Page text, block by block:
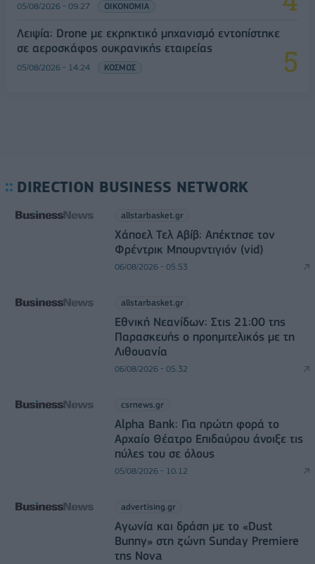
05/08/2026 - 09:27 ΟΙΚΟΝΟΜΙΑ
Λειψία: Drone με εκρηκτικό μηχανισμό εντοπίστηκε
σε αεροσκάφος ουκρανικής εταιρείας
05/08/2026 - 14:24 ΚΟΣΜΟΣ
DIRECTION BUSINESS NETWORK
allstarbasket.gr
Χάποελ Τελ Αβίβ: Απέκτησε τον
Φρέντρικ Μπουρντιγιόν (vid)
06/08/2026 - 05:53
allstarbasket.gr
Εθνική Νεανίδων: Στις 21:00 της
Παρασκευής ο προημιτελικός με τη
Λιθουανία
06/08/2026 - 05:32
csrnews.gr
Alpha Bank: Για πρώτη φορά το
Αρχαίο Θέατρο Επιδαύρου άνοιξε τις
πύλες του σε όλους
05/08/2026 - 10:12
advertising.gr
Αγωνία και δράση με το «Dust
Bunny» στη ζώνη Sunday Premiere
της Nova